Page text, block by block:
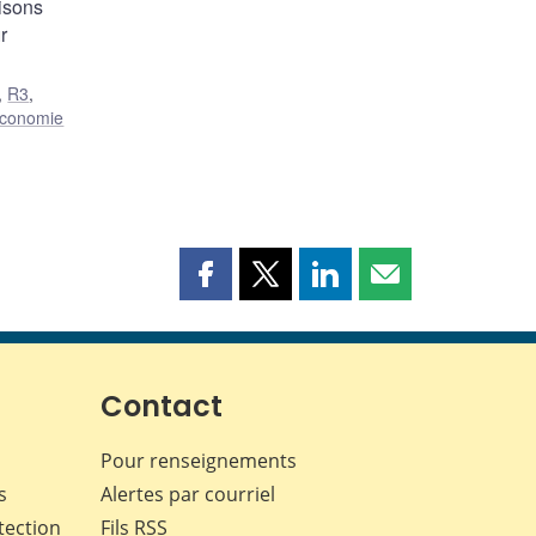
, R3,
Partager
page
Facebook
Partager
page
Partager
page
Partager
page
Contact
Pour renseignements
Alertes par courriel
Fils RSS